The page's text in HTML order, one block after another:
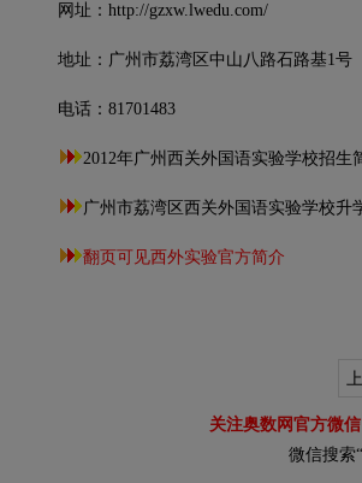
网址：http://gzxw.lwedu.com/
地址：广州市荔湾区中山八路石路基1号
电话：81701483
2012年广州西关外国语实验学校招生
广州市荔湾区西关外国语实验学校升
翻页可见西外实验官方简介
关注奥数网官方微
微信搜索